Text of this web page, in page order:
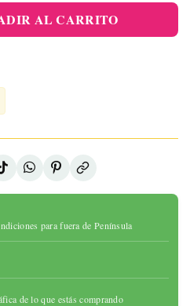
AL CARRITO
para fuera de Península
de lo que estás comprando